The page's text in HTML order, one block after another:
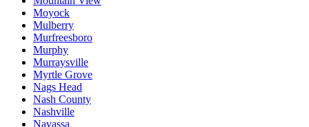
Moyock
Mulberry
Murfreesboro
Murphy
Murraysville
Myrtle Grove
Nags Head
Nash County
Nashville
Navassa